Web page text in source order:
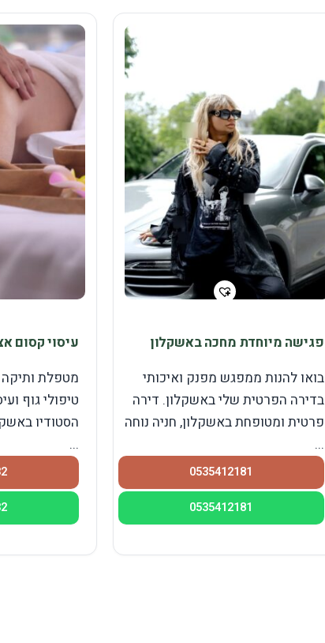
פגישה מיוחדת מחכה באשקלון
בואו להנות ממפגש מפנק ואיכותי
בדירה הפרטית שלי באשקלון. דירה
פרטית ומטופחת באשקלון, חניה נוחה
...
0535412181
0535412181
עיסוי קסום
מטפלת ותיקה
טיפולי גוף
הסטודיו
...